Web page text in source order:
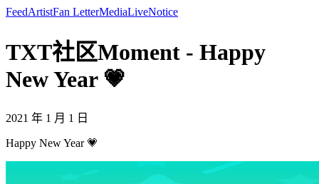
FeedArtistFan LetterMediaLiveNotice
TXT社区Moment - Happy
New Year 💗
2021 年 1 月 1 日
Happy New Year 💗